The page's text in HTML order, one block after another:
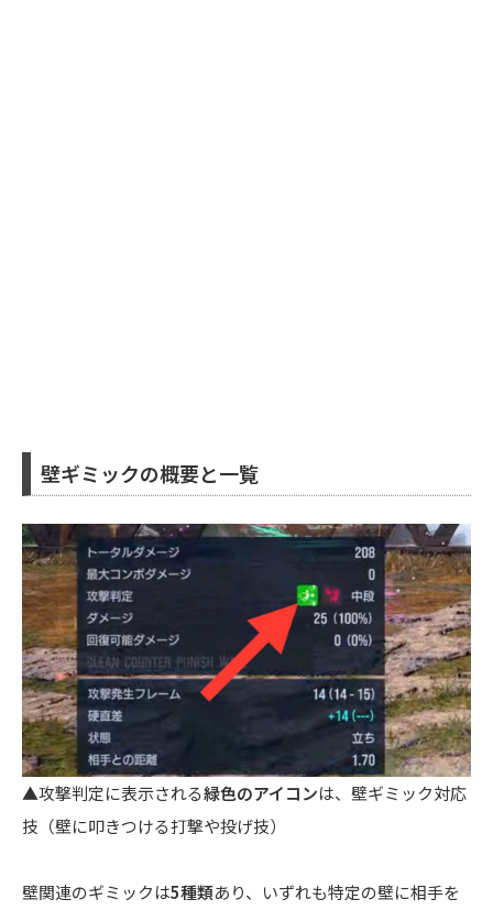
壁ギミックの概要と一覧
▲攻撃判定に表示される緑色のアイコンは、壁ギミック対応
技（壁に叩きつける打撃や投げ技）
壁関連のギミックは5種類あり、いずれも特定の壁に相手を